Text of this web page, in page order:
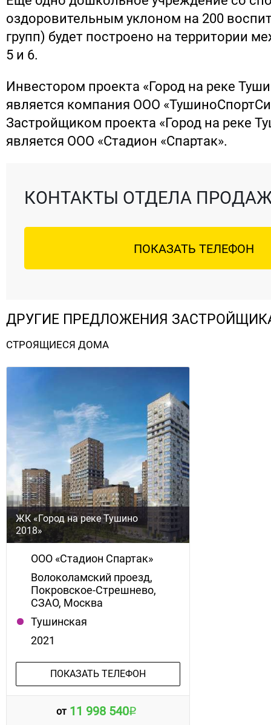
оздоровительным уклоном на 200
групп) будет построено на территории
5 и 6.
Инвестором проекта «Город на реке
является компания ООО
Застройщиком проекта «Город на реке
является ООО «Стадион «Спартак».
КОНТАКТЫ ОТДЕЛА
ПОКАЗАТЬ ТЕЛЕФОН
ДРУГИЕ ПРЕДЛОЖЕНИЯ
СТРОЯЩИЕСЯ ДОМА
ЖК «Город на реке Тушино
2018»
ООО «Стадион Спартак»
Волоколамский проезд,
Покровское-Стрешнево,
СЗАО, Москва
Тушинская
2021
ПОКАЗАТЬ ТЕЛЕФОН
от 11 998 540